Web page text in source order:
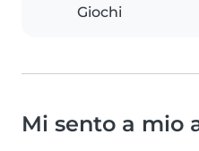
Giochi
Mi sento a mio